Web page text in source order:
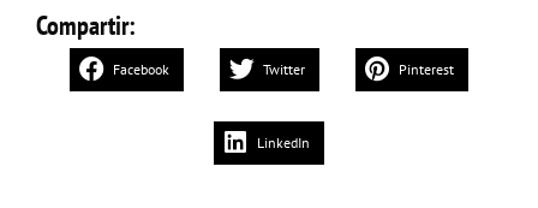
Compartir:
Facebook Twitter Pinterest
LinkedIn